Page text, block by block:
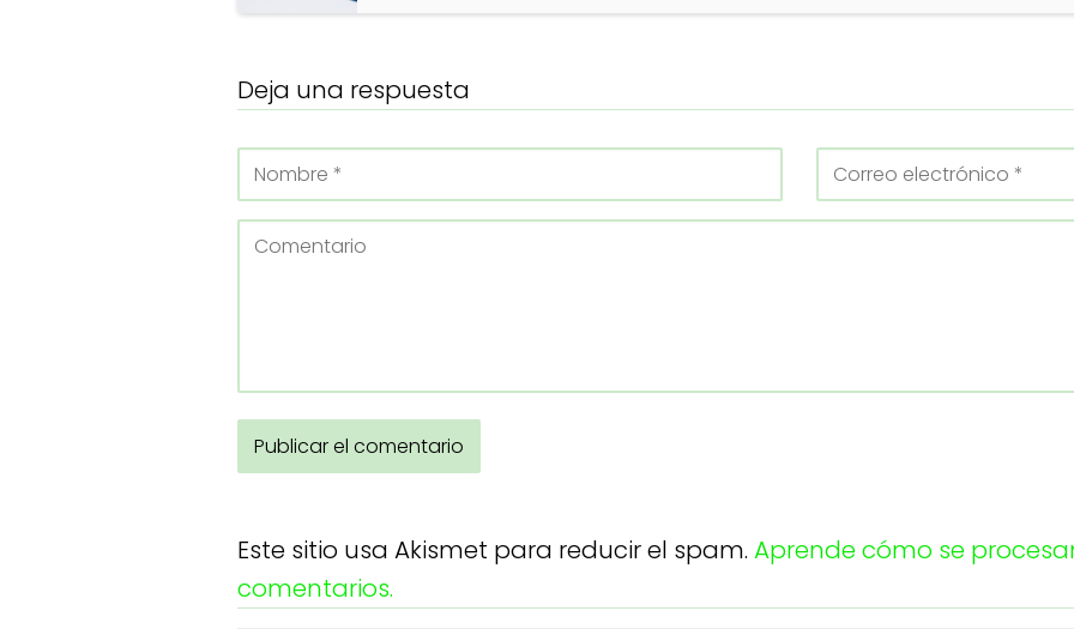
Deja una respuesta
Este sitio usa Akismet para reducir el spam. Aprende cómo se
comentarios.